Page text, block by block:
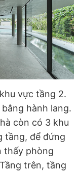
vực tầng 2.
hành lang.
còn có 3 khu
tầng, để đứng
thấy phòng
trên, tầng